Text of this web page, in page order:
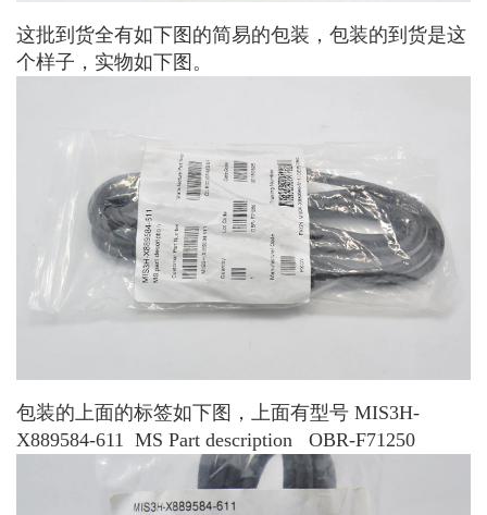
这批到货全有如下图的简易的包装，包装的到货是这
个样子，实物如下图。
包装的上面的标签如下图，上面有型号 MIS3H-
X889584-611 MS Part description OBR-F71250